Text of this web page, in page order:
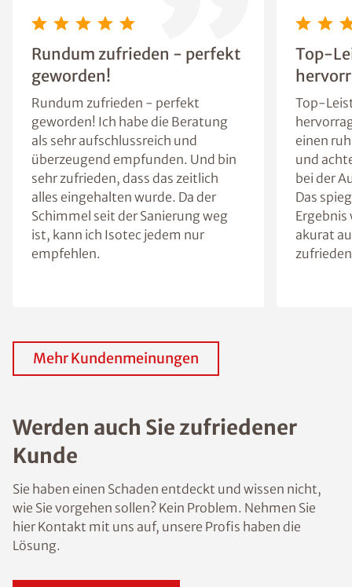
Rundum zufrieden - perfekt
geworden!
Rundum zufrieden - perfekt
geworden! Ich habe die Beratung
als sehr aufschlussreich und
überzeugend empfunden. Und bin
sehr zufrieden, dass das zeitlich
alles eingehalten wurde. Da der
Schimmel seit der Sanierung weg
ist, kann ich Isotec jedem nur
empfehlen.
Top-
Top-
einen
und
bei der
Das
Ergebnis
akurat
Mehr Kundenmeinungen
Werden auch Sie zufriedener
Kunde
Sie haben einen Schaden entdeckt und wissen nicht,
wie Sie vorgehen sollen? Kein Problem. Nehmen Sie
hier Kontakt mit uns auf, unsere Profis haben die
Lösung.